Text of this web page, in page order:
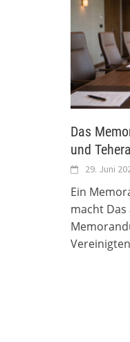
Das
und
29. Juni
Ein
macht Das